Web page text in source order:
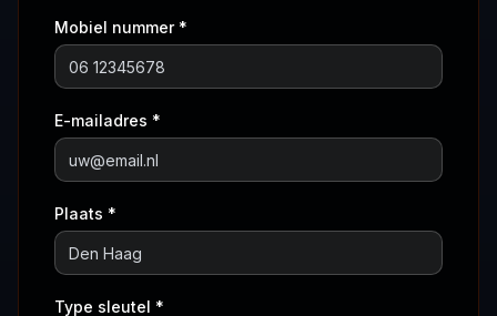
Mobiel nummer *
E-mailadres *
Plaats *
Type sleutel *